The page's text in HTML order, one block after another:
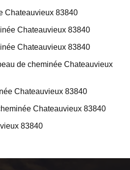
Chateauvieux 83840
Chateauvieux 83840
Chateauvieux 83840
de cheminée Chateauvieux
Chateauvieux 83840
Chateauvieux 83840
83840